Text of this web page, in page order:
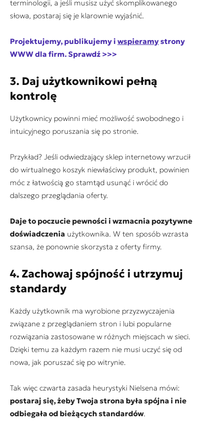
terminologii, a jeśli musisz użyć skomplikowanego
słowa, postaraj się je klarownie wyjaśnić.
Projektujemy, publikujemy i wspieramystrony
WWW dla firm. Sprawdź >>>
3. Daj użytkownikowi pełną
kontrolę
Użytkownicy powinni mieć możliwość swobodnego i
intuicyjnego poruszania się po stronie.
Przykład? Jeśli odwiedzający sklep internetowy wrzucił
do wirtualnego koszyk niewłaściwy produkt, powinien
móc z łatwością go stamtąd usunąć i wrócić do
dalszego przeglądania oferty.
Daje to poczucie pewności i wzmacnia pozytywne
doświadczenia użytkownika. W ten sposób wzrasta
szansa, że ponownie skorzysta z oferty firmy.
4. Zachowaj spójność i utrzymuj
standardy
Każdy użytkownik ma wyrobione przyzwyczajenia
związane z przeglądaniem stron i lubi popularne
rozwiązania zastosowane w różnych miejscach w sieci.
Dzięki temu za każdym razem nie musi uczyć się od
nowa, jak poruszać się po witrynie.
Tak więc czwarta zasada heurystyki Nielsena mówi:
postaraj się, żeby Twoja strona była spójna i nie
odbiegała od bieżących standardów.